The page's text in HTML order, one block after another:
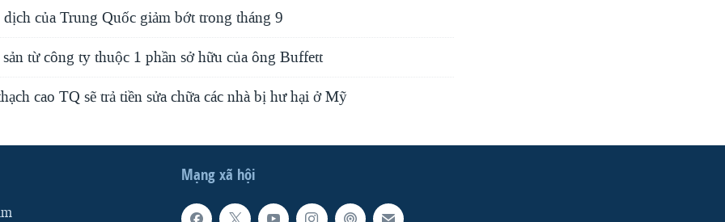
của Trung Quốc giảm bớt trong tháng 9
từ công ty thuộc 1 phần sở hữu của ông Buffett
cao TQ sẽ trả tiền sửa chữa các nhà bị hư hại ở Mỹ
Mạng xã hội